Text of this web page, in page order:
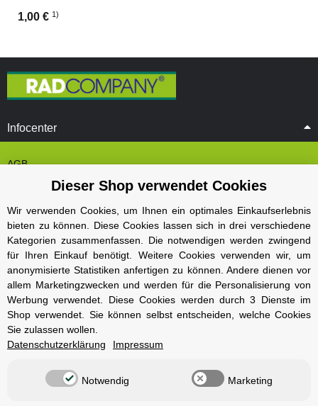
1,00 € 1)
Infocenter
AGB
Cookie Einstelungen
Datenschutz
Impressum
Kontakt und Öffnungszeiten
Versand und Zahlungsarten
Widerrufsbelehrung
Radcompany
Berlin Schöneberg
Dieser Shop verwendet Cookies
Wir verwenden Cookies, um Ihnen ein optimales Einkaufserlebnis
bieten zu können. Diese Cookies lassen sich in drei verschiedene
Kategorien zusammenfassen. Die notwendigen werden zwingend
für Ihren Einkauf benötigt. Weitere Cookies verwenden wir, um
anonymisierte Statistiken anfertigen zu können. Andere dienen vor
allem Marketingzwecken und werden für die Personalisierung von
Werbung verwendet. Diese Cookies werden durch 3 Dienste im
Shop verwendet. Sie können selbst entscheiden, welche Cookies
Sie zulassen wollen.
Datenschutzerklärung
Impressum
Notwendig Marketing